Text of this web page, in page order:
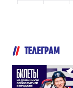
ТЕЛЕГРАМ